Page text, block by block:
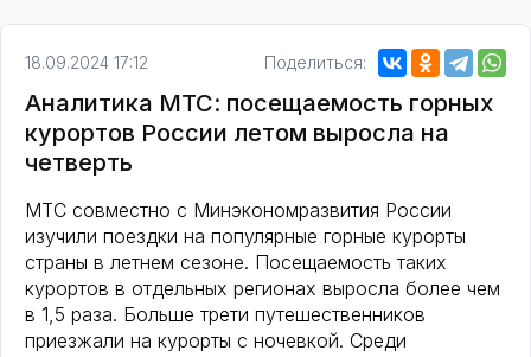
18.09.2024 17:12 Поделиться:
Аналитика МТС: посещаемость горных
курортов России летом выросла на
четверть
МТС совместно с Минэкономразвития России
изучили поездки на популярные горные курорты
страны в летнем сезоне. Посещаемость таких
курортов в отдельных регионах выросла более чем
в 1,5 раза. Больше трети путешественников
приезжали на курорты с ночевкой. Среди